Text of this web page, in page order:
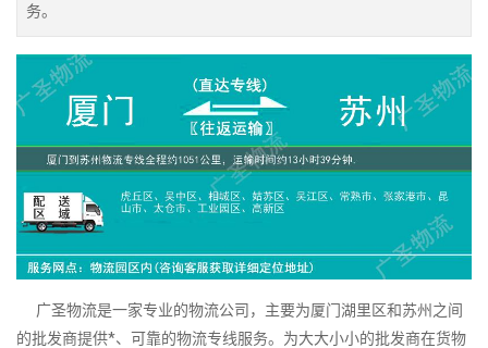
务。
广圣物流是一家专业的物流公司，主要为厦门湖里区和苏州之间
的批发商提供*、可靠的物流专线服务。为大大小小的批发商在货物